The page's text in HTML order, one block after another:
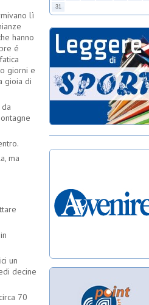
lì
hanno
é
giorni e
gioia di
ma
un
decine
70
31